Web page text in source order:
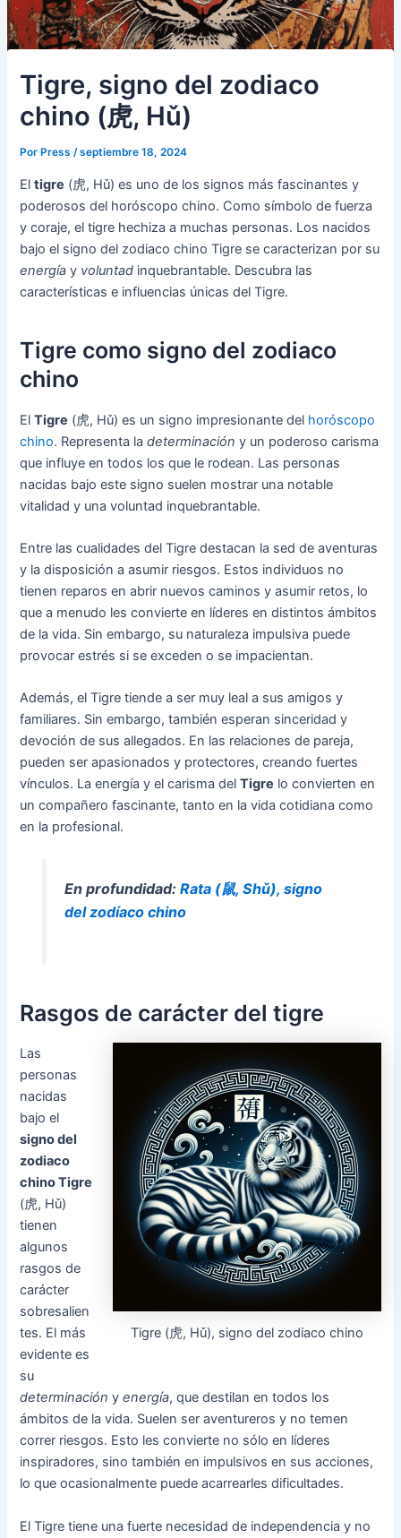
Tigre, signo del zodiaco
chino (虎, Hǔ)
Por Press/septiembre 18, 2024
Eltigre (虎, Hǔ) es uno de los signos más fascinantes y
poderosos del horóscopo chino. Como símbolo de fuerza
y coraje, el tigre hechiza a muchas personas. Los nacidos
bajo el signo del zodiaco chino Tigre se caracterizan por su
energía y voluntad inquebrantable. Descubra las
características e influencias únicas del Tigre.
Tigre como signo del zodiaco
chino
ElTigre (虎, Hǔ) es un signo impresionante del horóscopo
chino. Representa ladeterminación y un poderoso carisma
que influye en todos los que le rodean. Las personas
nacidas bajo este signo suelen mostrar una notable
vitalidad y una voluntad inquebrantable.
Entre las cualidades del Tigre destacan la sed de aventuras
y la disposición a asumir riesgos. Estos individuos no
tienen reparos en abrir nuevos caminos y asumir retos, lo
que a menudo les convierte en líderes en distintos ámbitos
de la vida. Sin embargo, su naturaleza impulsiva puede
provocar estrés si se exceden o se impacientan.
Además, el Tigre tiende a ser muy leal a sus amigos y
familiares. Sin embargo, también esperan sinceridad y
devoción de sus allegados. En las relaciones de pareja,
pueden ser apasionados y protectores, creando fuertes
vínculos. La energía y el carisma delTigre lo convierten en
un compañero fascinante, tanto en la vida cotidiana como
en la profesional.
En profundidad: Rata (鼠, Shǔ), signo
del zodíaco chino
Rasgos de carácter del tigre
Tigre (虎, Hǔ), signo del zodiaco chino
Las
personas
nacidas
bajo el
signo del
zodiaco
chino Tigre
(虎, Hǔ)
tienen
algunos
rasgos de
carácter
sobresalien
tes. El más
evidente es
su
determinación yenergía, que destilan en todos los
ámbitos de la vida. Suelen ser aventureros y no temen
correr riesgos. Esto les convierte no sólo en líderes
inspiradores, sino también en impulsivos en sus acciones,
lo que ocasionalmente puede acarrearles dificultades.
El Tigre tiene una fuerte necesidad de independencia y no